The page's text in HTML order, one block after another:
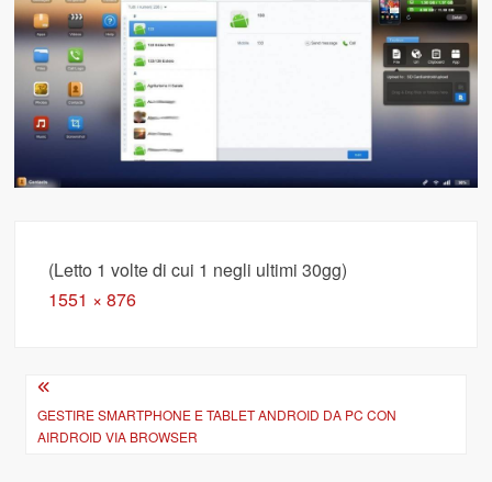
(Letto 1 volte di cui 1 negli ultimi 30gg)
Full
1551 × 876
Navigazione
articoli
GESTIRE SMARTPHONE E TABLET ANDROID DA PC CON
AIRDROID VIA BROWSER